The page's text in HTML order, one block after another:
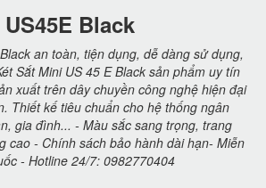
Black
an toàn, tiện dụng, dễ dàng sử dụng,
Sắt Mini US 45 E Black sản phẩm uy tín
xuất trên dây chuyền công nghệ hiện đại
Thiết kế tiêu chuẩn cho hệ thống ngân
gia đình... - Màu sắc sang trọng, trang
cao - Chính sách bảo hành dài hạn- Miễn
- Hotline 24/7: 0982770404